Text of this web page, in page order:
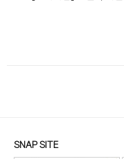
SNAP SITE